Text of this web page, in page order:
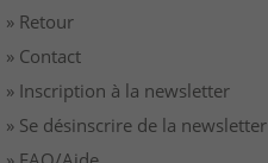
» Retour
» Contact
» Inscription à la newsletter
» Se désinscrire de la newsletter